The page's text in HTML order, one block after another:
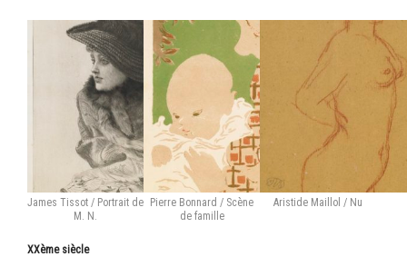
James Tissot / Portrait de
M. N.
Pierre Bonnard / Scène
de famille
Aristide Maillol / Nu
XXème siècle